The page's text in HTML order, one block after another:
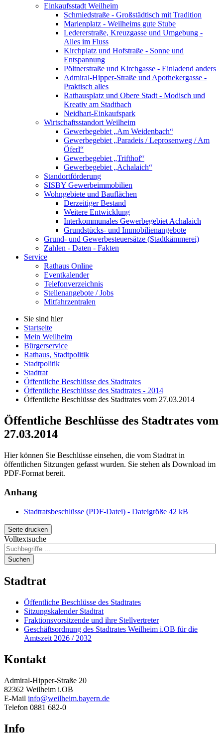
Einkaufsstadt Weilheim
Schmiedstraße - Großstädtisch mit Tradition
Marienplatz - Weilheims gute Stube
Ledererstraße, Kreuzgasse und Umgebung -
Alles im Fluss
Kirchplatz und Hofstraße - Sonne und
Entspannung
Pöltnerstraße und Kirchgasse - Einladend anders
Admiral-Hipper-Straße und Apothekergasse -
Praktisch alles
Rathausplatz und Obere Stadt - Modisch und
Kreativ am Stadtbach
Neidhart-Einkaufspark
Wirtschaftsstandort Weilheim
Gewerbegebiet „Am Weidenbach“
Gewerbegebiet „Paradeis / Leprosenweg / Am
Öferl“
Gewerbegebiet „Trifthof“
Gewerbegebiet „Achalaich“
Standortförderung
SISBY Gewerbeimmobilien
Wohngebiete und Bauflächen
Derzeitiger Bestand
Weitere Entwicklung
Interkommunales Gewerbegebiet Achalaich
Grundstücks- und Immobilienangebote
Grund- und Gewerbesteuersätze (Stadtkämmerei)
Zahlen - Daten - Fakten
Service
Rathaus Online
Eventkalender
Telefonverzeichnis
Stellenangebote / Jobs
Mitfahrzentralen
Sie sind hier
Startseite
Mein Weilheim
Bürgerservice
Rathaus, Stadtpolitik
Stadtpolitik
Stadtrat
Öffentliche Beschlüsse des Stadtrates
Öffentliche Beschlüsse des Stadtrates - 2014
Öffentliche Beschlüsse des Stadtrates vom 27.03.2014
Öffentliche Beschlüsse des Stadtrates vom
27.03.2014
Hier können Sie Beschlüsse einsehen, die vom Stadtrat in
öffentlichen Sitzungen gefasst wurden. Sie stehen als Download im
PDF-Format bereit.
Anhang
Stadtratsbeschlüsse (PDF-Datei) - Dateigröße 42 kB
Seite drucken
Volltextsuche
Suchen
Stadtrat
Öffentliche Beschlüsse des Stadtrates
Sitzungskalender Stadtrat
Fraktionsvorsitzende und ihre Stellvertreter
Geschäftsordnung des Stadtrates Weilheim i.OB für die
Amtszeit 2026 / 2032
Kontakt
Admiral-Hipper-Straße 20
82362 Weilheim i.OB
E-Mail info@weilheim.bayern.de
Telefon 0881 682-0
Info